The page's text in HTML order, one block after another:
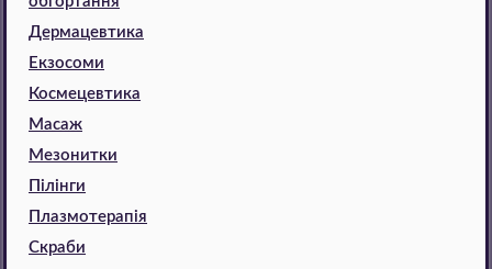
Дермацевтика
Екзосоми
Космецевтика
Масаж
Мезонитки
Пілінги
Плазмотерапія
Скраби